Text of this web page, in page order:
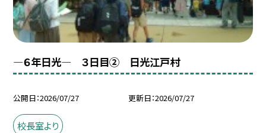
―６年日光― ３日目② 日光江戸村
公開日 2026/07/27 更新日 2026/07/27
校長室より